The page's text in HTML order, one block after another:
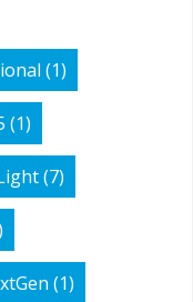
(1)
(1)
(7)
(1)